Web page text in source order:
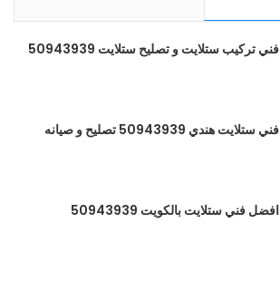
فني تركيب ستلايت و تصليح ستلايت 50943939
فني ستلايت هندي 50943939 تصليح و صيانه
افضل فني ستلايت بالكويت 50943939